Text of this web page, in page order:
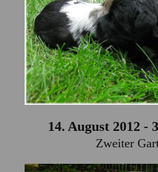
14. August 2012 -
Zweiter